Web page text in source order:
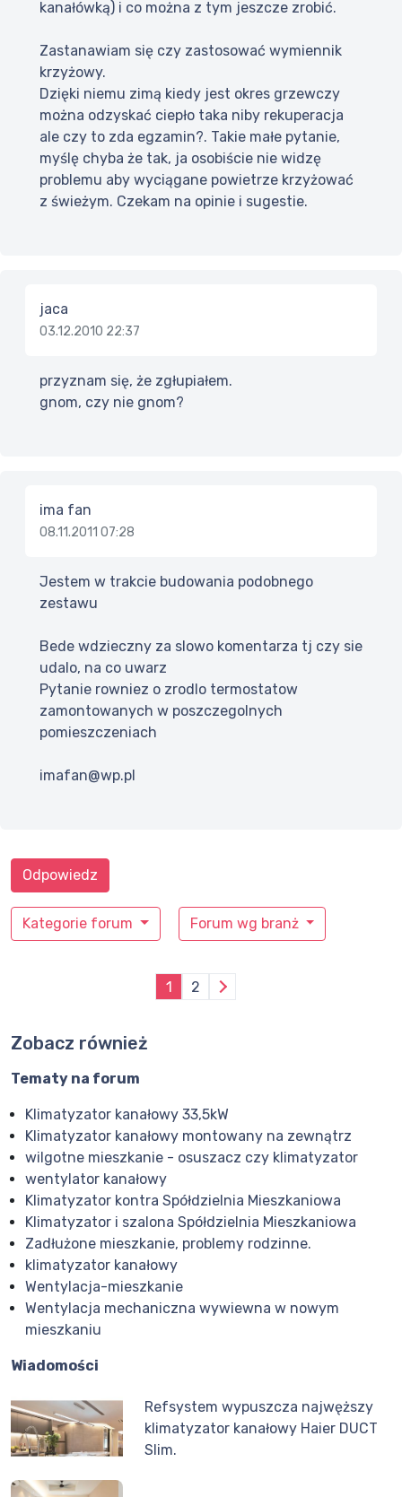
kanałówką) i co można z tym jeszcze zrobić.
Zastanawiam się czy zastosować wymiennik
krzyżowy.
Dzięki niemu zimą kiedy jest okres grzewczy
można odzyskać ciepło taka niby rekuperacja
ale czy to zda egzamin?. Takie małe pytanie,
myślę chyba że tak, ja osobiście nie widzę
problemu aby wyciągane powietrze krzyżować
z świeżym. Czekam na opinie i sugestie.
jaca
03.12.2010 22:37
przyznam się, że zgłupiałem.
gnom, czy nie gnom?
ima fan
08.11.2011 07:28
Jestem w trakcie budowania podobnego
zestawu
Bede wdzieczny za slowo komentarza tj czy sie
udalo, na co uwarz
Pytanie rowniez o zrodlo termostatow
zamontowanych w poszczegolnych
pomieszczeniach
imafan@wp.pl
Kategorie forum Forum wg branż
Odpowiedz
1 2
Zobacz również
Tematy na forum
Klimatyzator kanałowy 33,5kW
Klimatyzator kanałowy montowany na zewnątrz
wilgotne mieszkanie - osuszacz czy klimatyzator
wentylator kanałowy
Klimatyzator kontra Spółdzielnia Mieszkaniowa
Klimatyzator i szalona Spółdzielnia Mieszkaniowa
Zadłużone mieszkanie, problemy rodzinne.
klimatyzator kanałowy
Wentylacja-mieszkanie
Wentylacja mechaniczna wywiewna w nowym
mieszkaniu
Wiadomości
Refsystem wypuszcza najwęższy
klimatyzator kanałowy Haier DUCT
Slim.